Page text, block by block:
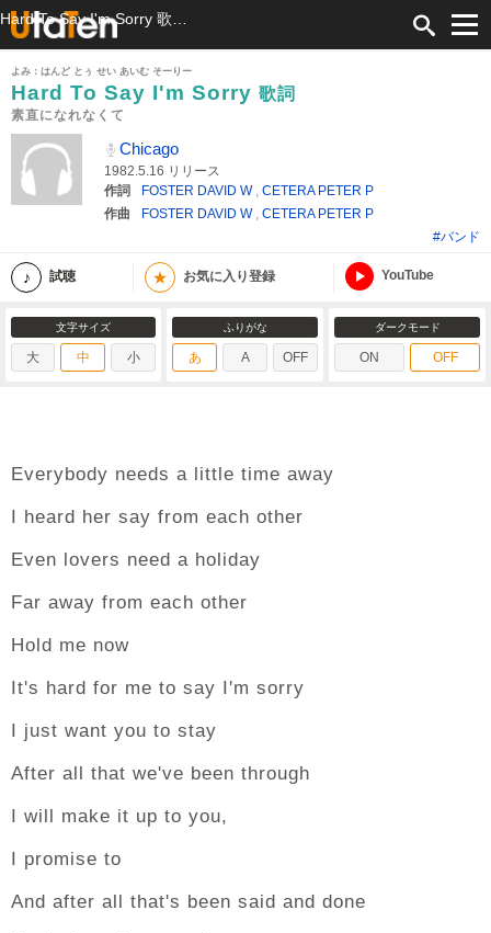
よみ：はんど とぅ せい あいむ そーりー
Hard To Say I'm Sorry 歌詞
素直になれなくて
Chicago
1982.5.16 リリース
作詞
FOSTER DAVID W , CETERA PETER P
作曲
FOSTER DAVID W , CETERA PETER P
#バンド
試聴 ★ お気に入り登録 YouTube
文字サイズ
大 中 小
ふりがな
あ A OFF
ダークモード
ON OFF
Everybody needs a little time away
I heard her say from each other
Even lovers need a holiday
Far away from each other
Hold me now
It's hard for me to say I'm sorry
I just want you to stay
After all that we've been through
I will make it up to you,
I promise to
And after all that's been said and done